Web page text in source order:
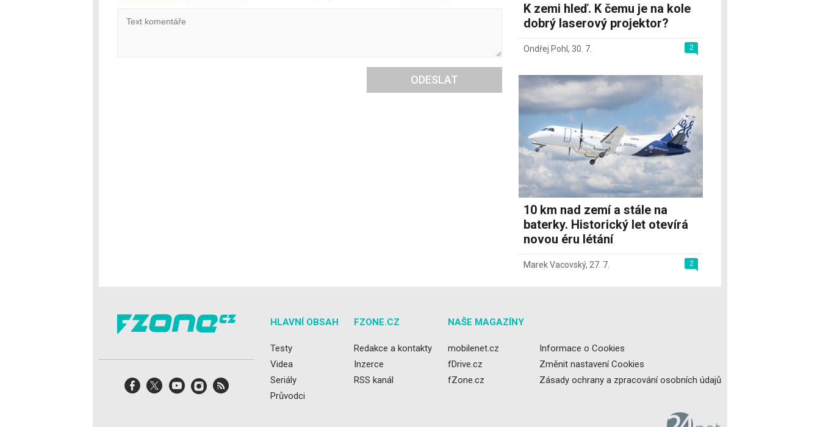
ODESLAT
K zemi hleď. K čemu je na kole
dobrý laserový projektor?
2
Ondřej Pohl, 30. 7.
10 km nad zemí a stále na
baterky. Historický let otevírá
novou éru létání
2
Marek Vacovský, 27. 7.
HLAVNÍ OBSAH
Testy
Videa
Seriály
Průvodci
FZONE.CZ
Redakce a kontakty
Inzerce
RSS kanál
NAŠE MAGAZÍNY
mobilenet.cz
fDrive.cz
fZone.cz
Informace o Cookies
Změnit nastavení Cookies
Zásady ochrany a zpracování osobních údajů